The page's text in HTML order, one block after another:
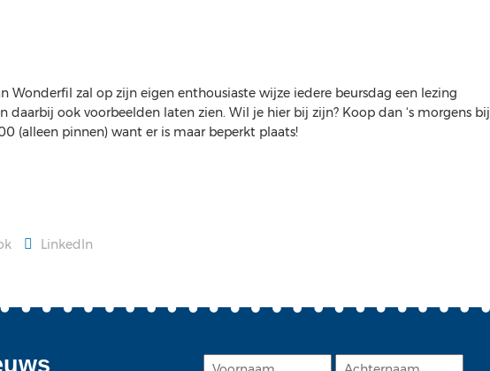
Wonderfil zal op zijn eigen enthousiaste wijze iedere beursdag een lezing
daarbij ook voorbeelden laten zien. Wil je hier bij zijn? Koop dan ‘s morgens bij
(alleen pinnen) want er is maar beperkt plaats!
LinkedIn